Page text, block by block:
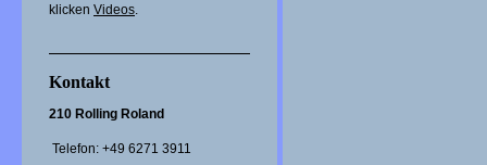
klicken Videos.
Kontakt
210 Rolling Roland
Telefon: +49 6271 3911